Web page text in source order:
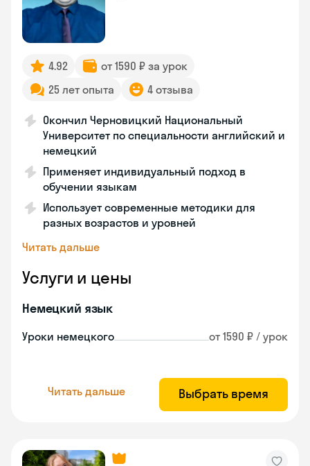
4.92
от 1590 ₽ за урок
25 лет опыта
4 отзыва
Окончил Черновицкий Национальный
Университет по специальности английский и
немецкий
Применяет индивидуальный подход в
обучении языкам
Использует современные методики для
разных возрастов и уровней
Читать дальше
Услуги и цены
Немецкий язык
Уроки немецкого от 1590 ₽ / урок
Читать дальше Выбрать время